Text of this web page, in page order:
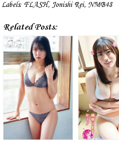
Labels: FLASH, Jonishi Rei, NMB48
Related Posts: